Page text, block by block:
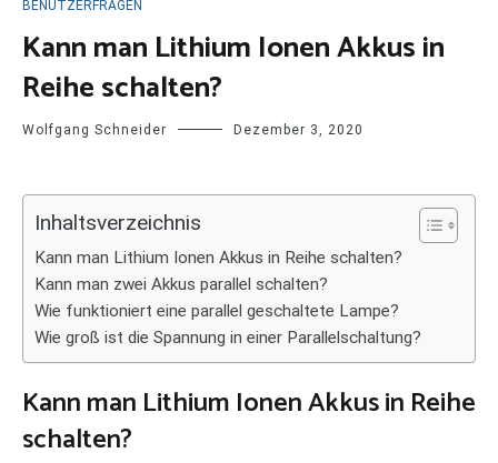
BENUTZERFRAGEN
Kann man Lithium Ionen Akkus in
Reihe schalten?
Wolfgang Schneider Dezember 3, 2020
Inhaltsverzeichnis
Kann man Lithium Ionen Akkus in Reihe schalten?
Kann man zwei Akkus parallel schalten?
Wie funktioniert eine parallel geschaltete Lampe?
Wie groß ist die Spannung in einer Parallelschaltung?
Kann man Lithium Ionen Akkus in Reihe
schalten?